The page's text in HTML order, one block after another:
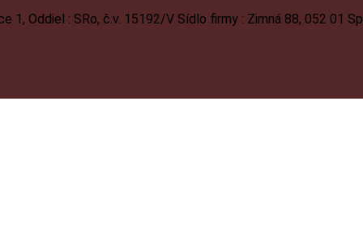
1, Oddiel : SRo, č.v. 15192/V Sídlo firmy : Zimná 88, 052 01